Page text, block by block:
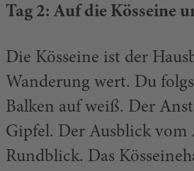
Tag 2: Auf die Kösseine
Die Kösseine ist der
Wanderung wert. Du
Balken auf weiß. Der
Gipfel. Der Ausblick
Rundblick. Das